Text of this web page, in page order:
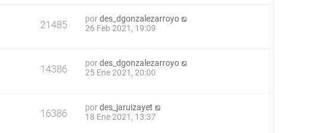
21485 pordes_dgonzalezarroyo
26 Feb 2021, 19:09
14386 pordes_dgonzalezarroyo
25 Ene 2021, 20:00
16386 pordes_jaruizayet
18 Ene 2021, 13:37